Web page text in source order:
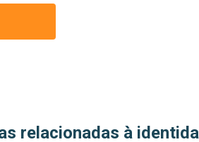
relacionadas à